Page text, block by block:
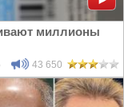
миллионы
43 650